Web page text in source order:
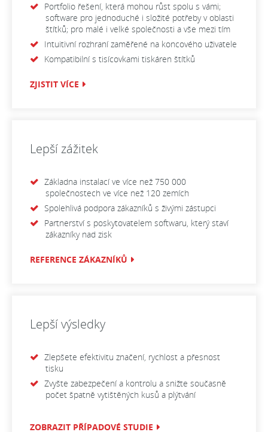
Portfolio řešení, která mohou růst spolu s vámi;
software pro jednoduché i složité potřeby v oblasti
štítků; pro malé i velké společnosti a vše mezi tím
Intuitivní rozhraní zaměřené na koncového uživatele
Kompatibilní s tisícovkami tiskáren štítků
ZJISTIT VÍCE
Lepší zážitek
Základna instalací ve více než 750 000
společnostech ve více než 120 zemích
Spolehlivá podpora zákazníků s živými zástupci
Partnerství s poskytovatelem softwaru, který staví
zákazníky nad zisk
REFERENCE ZÁKAZNÍKŮ
Lepší výsledky
Zlepšete efektivitu značení, rychlost a přesnost
tisku
Zvyšte zabezpečení a kontrolu a snižte současně
počet špatně vytištěných kusů a plýtvání
ZOBRAZIT PŘÍPADOVÉ STUDIE